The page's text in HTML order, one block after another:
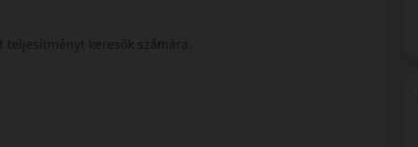
keresők számára.